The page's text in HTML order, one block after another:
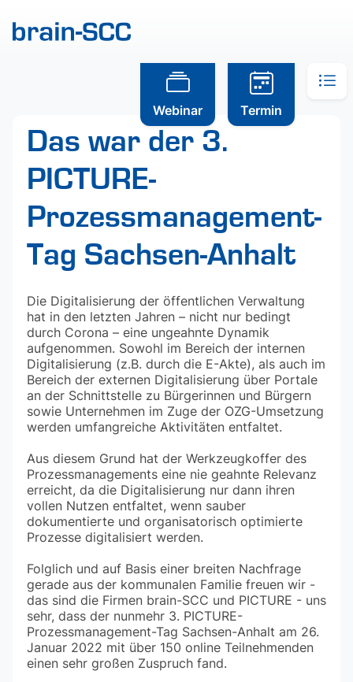
Webinar Termin
Das war der 3.
PICTURE-
Prozessmanagement-
Tag Sachsen-Anhalt
Die Digitalisierung der öffentlichen Verwaltung
hat in den letzten Jahren – nicht nur bedingt
durch Corona – eine ungeahnte Dynamik
aufgenommen. Sowohl im Bereich der internen
Digitalisierung (z.B. durch die E-Akte), als auch im
Bereich der externen Digitalisierung über Portale
an der Schnittstelle zu Bürgerinnen und Bürgern
sowie Unternehmen im Zuge der OZG-Umsetzung
werden umfangreiche Aktivitäten entfaltet.
Aus diesem Grund hat der Werkzeugkoffer des
Prozessmanagements eine nie geahnte Relevanz
erreicht, da die Digitalisierung nur dann ihren
vollen Nutzen entfaltet, wenn sauber
dokumentierte und organisatorisch optimierte
Prozesse digitalisiert werden.
Folglich und auf Basis einer breiten Nachfrage
gerade aus der kommunalen Familie freuen wir -
das sind die Firmen brain-SCC und PICTURE - uns
sehr, dass der nunmehr 3. PICTURE-
Prozessmanagement-Tag Sachsen-Anhalt am 26.
Januar 2022 mit über 150 online Teilnehmenden
einen sehr großen Zuspruch fand.